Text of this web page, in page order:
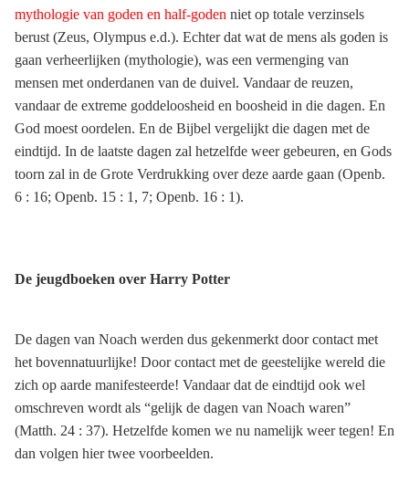
mythologie van goden en half-goden niet op totale verzinsels
berust (Zeus, Olympus e.d.). Echter dat wat de mens als goden is
gaan verheerlijken (mythologie), was een vermenging van
mensen met onderdanen van de duivel. Vandaar de reuzen,
vandaar de extreme goddeloosheid en boosheid in die dagen. En
God moest oordelen. En de Bijbel vergelijkt die dagen met de
eindtijd. In de laatste dagen zal hetzelfde weer gebeuren, en Gods
toorn zal in de Grote Verdrukking over deze aarde gaan (Openb.
6 : 16; Openb. 15 : 1, 7; Openb. 16 : 1).
De jeugdboeken over Harry Potter
De dagen van Noach werden dus gekenmerkt door contact met
het bovennatuurlijke! Door contact met de geestelijke wereld die
zich op aarde manifesteerde! Vandaar dat de eindtijd ook wel
omschreven wordt als “gelijk de dagen van Noach waren”
(Matth. 24 : 37). Hetzelfde komen we nu namelijk weer tegen! En
dan volgen hier twee voorbeelden.